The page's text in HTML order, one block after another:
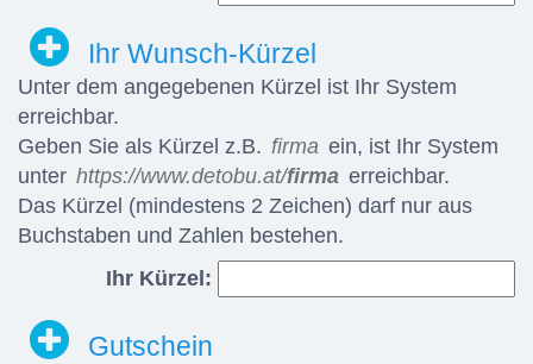
Ihr Wunsch-Kürzel
Unter dem angegebenen Kürzel ist Ihr System
erreichbar.
Geben Sie als Kürzel z.B. firma ein, ist Ihr System
unter https://www.detobu.at/firma erreichbar.
Das Kürzel (mindestens 2 Zeichen) darf nur aus
Buchstaben und Zahlen bestehen.
Ihr Kürzel:
Gutschein